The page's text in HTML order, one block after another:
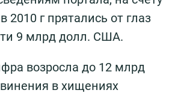
2010 г прятались от глаз
9 млрд долл. США.
возросла до 12 млрд
в хищениях